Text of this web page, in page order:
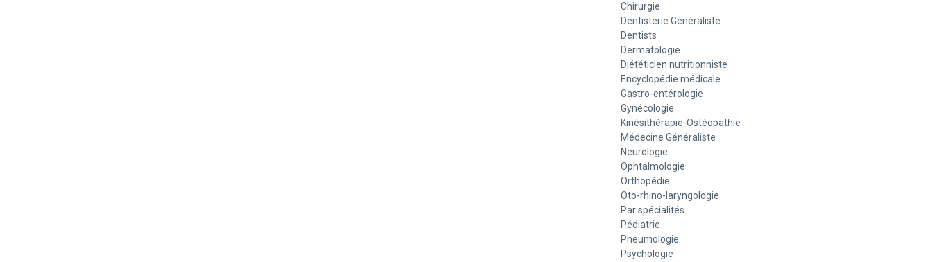
Chirurgie
Dentisterie Généraliste
Dentists
Dermatologie
Diététicien nutritionniste
Encyclopédie médicale
Gastro-entérologie
Gynécologie
Kinésithérapie-Ostéopathie
Médecine Généraliste
Neurologie
Ophtalmologie
Orthopédie
Oto-rhino-laryngologie
Par spécialités
Pédiatrie
Pneumologie
Psychologie